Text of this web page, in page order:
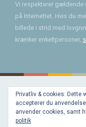
Vi respekterer
på Internettet. Hvis du
billede i strid med
krænker enkeltpersoner,
Privatliv & cookies: Dette
accepterer du
anvender cookies, samt
politik